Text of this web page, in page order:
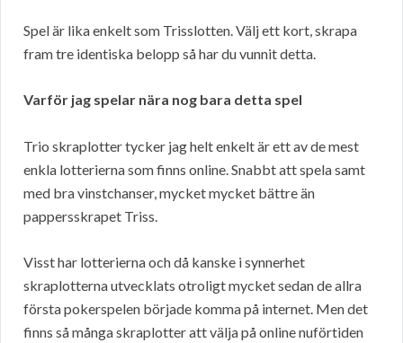
Spel är lika enkelt som Trisslotten. Välj ett kort, skrapa
fram tre identiska belopp så har du vunnit detta.
Varför jag spelar nära nog bara detta spel
Trio skraplotter tycker jag helt enkelt är ett av de mest
enkla lotterierna som finns online. Snabbt att spela samt
med bra vinstchanser, mycket mycket bättre än
pappersskrapet Triss.
Visst har lotterierna och då kanske i synnerhet
skraplotterna utvecklats otroligt mycket sedan de allra
första pokerspelen började komma på internet. Men det
finns så många skraplotter att välja på online nuförtiden